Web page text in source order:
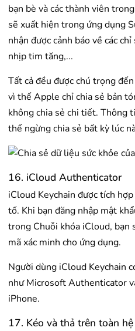
bạn bè và các thành viên
sẽ xuất hiện trong ứng dụng
nhận được cảnh báo về các
nhịp tim tăng,...
Tất cả đều được chú trọng
vì thế Apple chỉ chia sẻ bản
không chia sẻ chi tiết. Thông
thể ngừng chia sẻ bất kỳ lúc
16. iCloud Authenticator
iCloud Keychain được tích
tố. Khi bạn đăng nhập mật
trong Chuỗi khóa iCloud, bạn
mã xác minh cho ứng dụng.
Người dùng iCloud Keychain
như Microsoft Authenticator
iPhone.
17. Kéo và thả trên toàn